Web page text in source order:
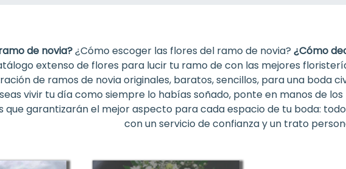
de novia?¿Cómo escoger las flores del ramo de novia? ¿Cómo
extenso de flores para lucir tu ramo de con las mejores
de ramos de novia originales, baratos, sencillos, para una boda
vivir tu día como siempre lo habías soñado, ponte en manos de
que garantizarán el mejor aspecto para cada espacio de tu boda:
con un servicio de confianza y un trato